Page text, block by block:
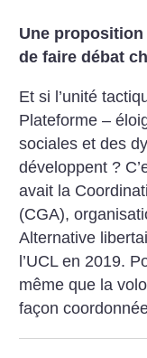
Une
de faire débat
Et si l’unité
Plateforme –
sociales et des
développent ?
avait la
(CGA),
Alternative
l’UCL en 2019.
même que la
façon